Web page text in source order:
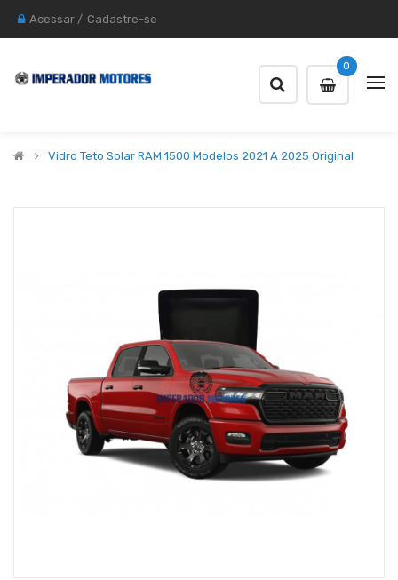
Acessar / Cadastre-se
0
Vidro Teto Solar RAM 1500 Modelos 2021 A 2025 Original